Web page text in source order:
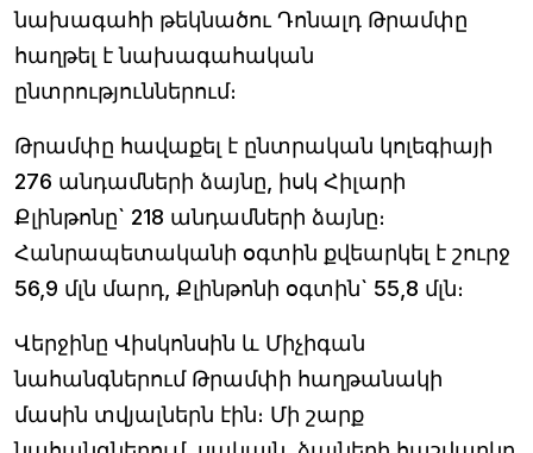
նախագահի թեկնածու Դոնալդ Թրամփը
հաղթել է նախագահական
ընտրություններում։
Թրամփը հավաքել է ընտրական կոլեգիայի
276 անդամների ձայնը, իսկ Հիլարի
Քլինթոնը` 218 անդամների ձայնը։
Հանրապետականի օգտին քվեարկել է շուրջ
56,9 մլն մարդ, Քլինթոնի օգտին` 55,8 մլն։
Վերջինը Վիսկոնսին և Միչիգան
նահանգներում Թրամփի հաղթանակի
մասին տվյալներն էին։ Մի շարք